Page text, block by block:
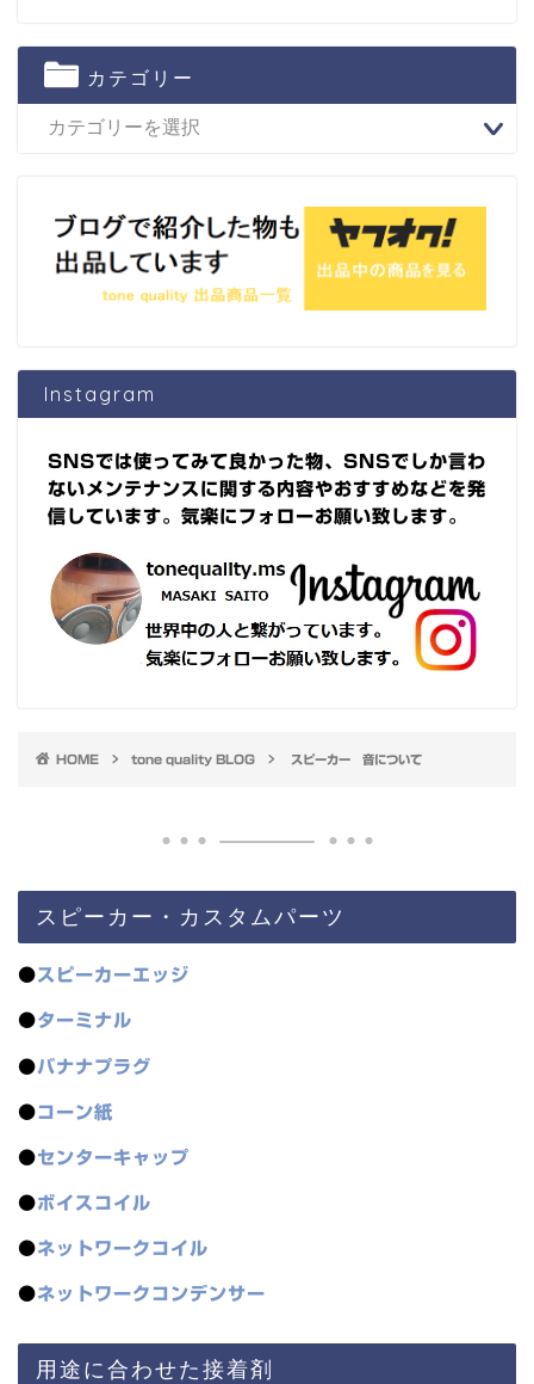
カテゴリー
Instagram
SNSでは使ってみて良かった物、SNSでしか言わ
ないメンテナンスに関する内容やおすすめなどを発
信しています。気楽にフォローお願い致します。
HOME tone quality BLOG スピーカー 音について
スピーカー・カスタムパーツ
●スピーカーエッジ
●ターミナル
●バナナプラグ
● コーン紙
●センターキャップ
●ボイスコイル
●ネットワークコイル
●ネットワークコンデンサー
用途に合わせた接着剤